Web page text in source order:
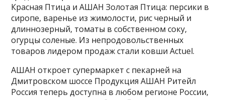
Красная Птица и АШАН Золотая Птица: персики в
сиропе, варенье из жимолости, рис черный и
длиннозерный, томаты в собственном соку,
огурцы соленые. Из непродовольственных
товаров лидером продаж стали ковши Actuel.
АШАН откроет супермаркет с пекарней на
Дмитровском шоссе Продукция АШАН Ритейл
Россия теперь доступна в любом регионе России,